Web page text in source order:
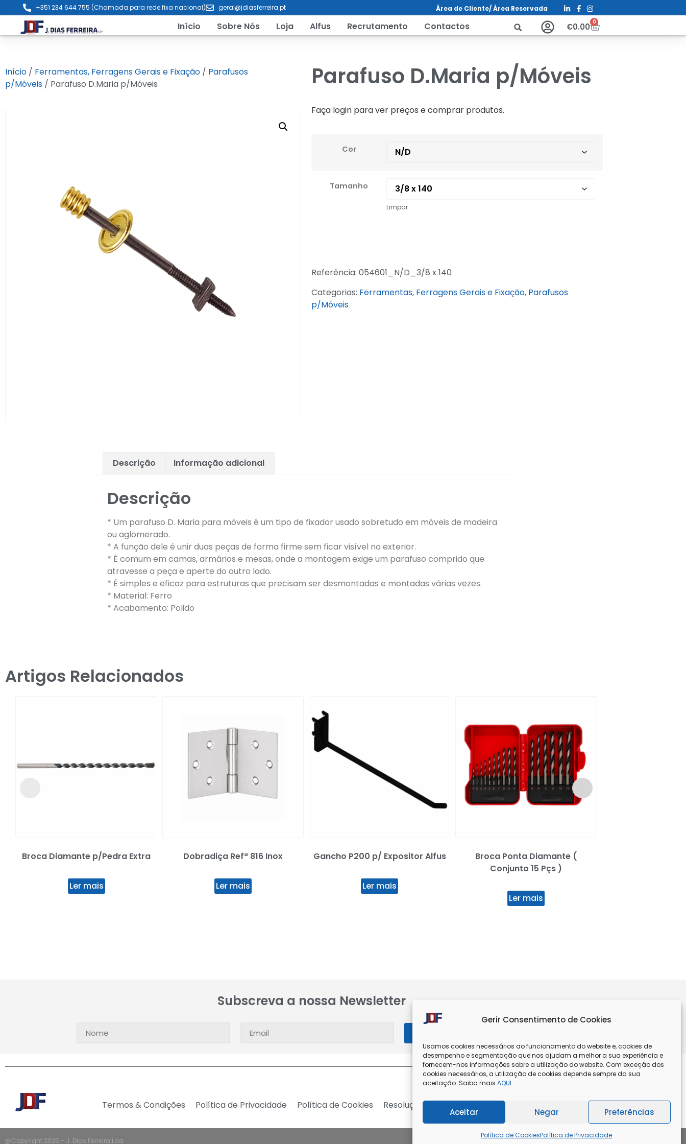
Gerir Consentimento de Cookies
Usamos cookies necessários ao funcionamento do website e, cookies de
desempenho e segmentação que nos ajudam a melhor a sua experiência e
fornecem-nos informações sobre a utilização do website. Com exceção dos
cookies necessários, a utilização de cookies depende sempre da sua
aceitação. Saiba mais AQUI.
Aceitar Negar Preferências
Política de CookiesPolítica de Privacidade
+351 234 644 755 (Chamada para rede fixa nacional) geral@jdiasferreira.pt Área de Cliente/ Área Reservada
Início Sobre Nós Loja Alfus Recrutamento Contactos €0.00 0
Início / Ferramentas, Ferragens Gerais e Fixação / Parafusos
p/Móveis / Parafuso D.Maria p/Móveis Parafuso D.Maria p/Móveis
Faça login para ver preços e comprar produtos.
Cor
Tamanho
Limpar
Referência: 054601_N/D_3/8 x 140
Categorias: Ferramentas, Ferragens Gerais e Fixação, Parafusos
p/Móveis
Descrição Informação adicional
Descrição
* Um parafuso D. Maria para móveis é um tipo de fixador usado sobretudo em móveis de madeira
ou aglomerado.
* A função dele é unir duas peças de forma firme sem ficar visível no exterior.
* É comum em camas, armários e mesas, onde a montagem exige um parafuso comprido que
atravesse a peça e aperte do outro lado.
* É simples e eficaz para estruturas que precisam ser desmontadas e montadas várias vezes.
* Material: Ferro
* Acabamento: Polido
Artigos Relacionados
Broca Diamante p/Pedra Extra
Ler mais
Dobradiça Refª 816 Inox
Ler mais
Gancho P200 p/ Expositor Alfus
Ler mais
Broca Ponta Diamante (
Conjunto 15 Pçs )
Ler mais
Subscreva a nossa Newsletter
Termos & Condições Política de Privacidade Política de Cookies Resolução de Conflitos Livro de Reclamações
@Copyright 2025 - J. Dias Ferreira Lda